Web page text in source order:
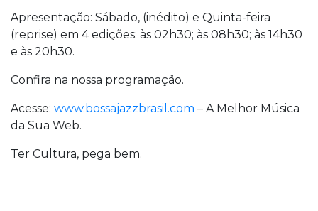
Apresentação: Sábado, (inédito) e Quinta-feira
(reprise) em 4 edições: às 02h30; às 08h30; às 14h30
e às 20h30.
Confira na nossa programação.
Acesse: www.bossajazzbrasil.com – A Melhor Música
da Sua Web.
Ter Cultura, pega bem.